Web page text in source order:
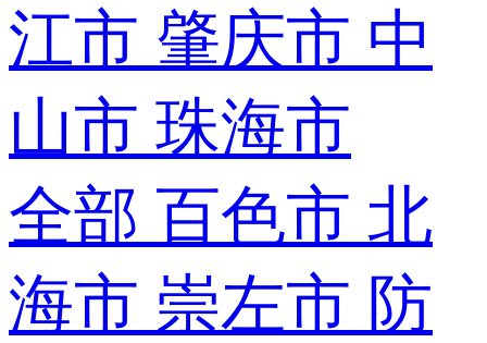
江市 肇庆市 中
山市 珠海市
全部 百色市 北
海市 崇左市 防